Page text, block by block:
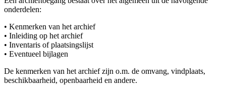
onderdelen:
• Kenmerken van het archief
• Inleiding op het archief
• Inventaris of plaatsingslijst
• Eventueel bijlagen
De kenmerken van het archief zijn o.m. de omvang, vindplaats,
beschikbaarheid, openbaarheid en andere.